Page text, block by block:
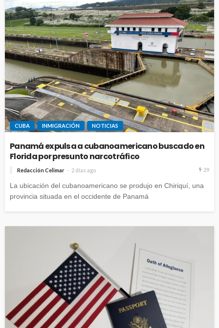
CUBA INMIGRACIÓN NOTICIAS
Panamá expulsa a cubanoamericano buscado en
Florida por presunto narcotráfico
Redacción Celimar 2 días ago 29
La ubicación del cubanoamericano se produjo en Chiriquí, una
provincia situada en el occidente de Panamá